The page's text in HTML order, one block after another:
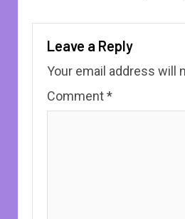
Leave a Reply
Your email address will
Comment*